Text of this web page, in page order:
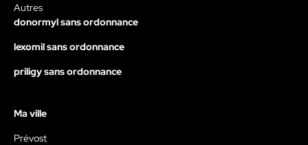
Autres
donormyl sans ordonnance
lexomil sans ordonnance
priligy sans ordonnance
Ma ville
Prévost